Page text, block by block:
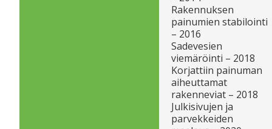
Rakennuksen
painumien stabilointi
– 2016
Sadevesien
viemäröinti – 2018
Korjattiin painuman
aiheuttamat
rakenneviat – 2018
Julkisivujen ja
parvekkeiden